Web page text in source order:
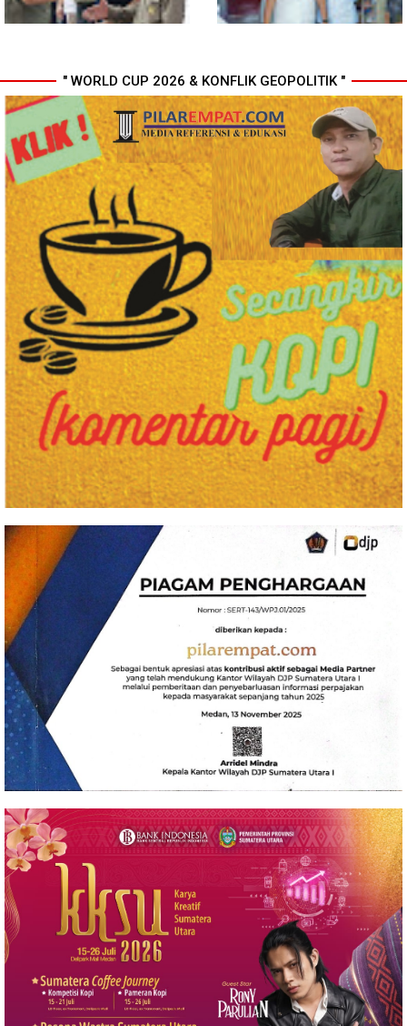
Komisi D DPRDSU Ikut Gubsu
Bobby Nasution Berkantor di
Nias
Walikota Medan Nonaktifkan
Lurah Aur, Rico Waas : Tak Ada
Toleransi bagi Penyalahgunaan
Wewenang
" WORLD CUP 2026 & KONFLIK GEOPOLITIK "